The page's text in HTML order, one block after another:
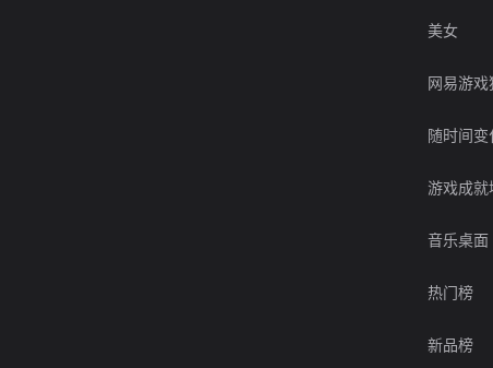
美女
网易游戏
随时间变
游戏成就
音乐桌面
热门榜
新品榜